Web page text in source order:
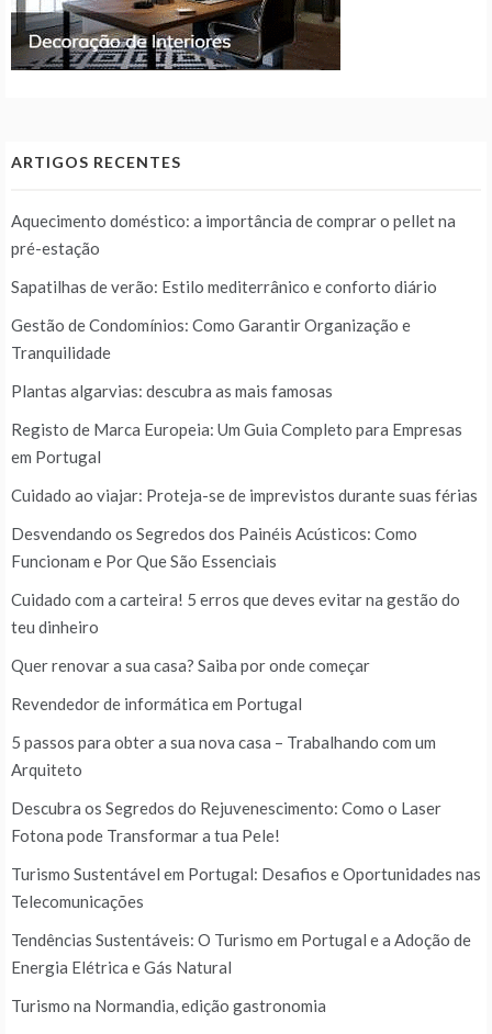
ARTIGOS RECENTES
Aquecimento doméstico: a importância de comprar o pellet na
pré-estação
Sapatilhas de verão: Estilo mediterrânico e conforto diário
Gestão de Condomínios: Como Garantir Organização e
Tranquilidade
Plantas algarvias: descubra as mais famosas
Registo de Marca Europeia: Um Guia Completo para Empresas
em Portugal
Cuidado ao viajar: Proteja-se de imprevistos durante suas férias
Desvendando os Segredos dos Painéis Acústicos: Como
Funcionam e Por Que São Essenciais
Cuidado com a carteira! 5 erros que deves evitar na gestão do
teu dinheiro
Quer renovar a sua casa? Saiba por onde começar
Revendedor de informática em Portugal
5 passos para obter a sua nova casa – Trabalhando com um
Arquiteto
Descubra os Segredos do Rejuvenescimento: Como o Laser
Fotona pode Transformar a tua Pele!
Turismo Sustentável em Portugal: Desafios e Oportunidades nas
Telecomunicações
Tendências Sustentáveis: O Turismo em Portugal e a Adoção de
Energia Elétrica e Gás Natural
Turismo na Normandia, edição gastronomia